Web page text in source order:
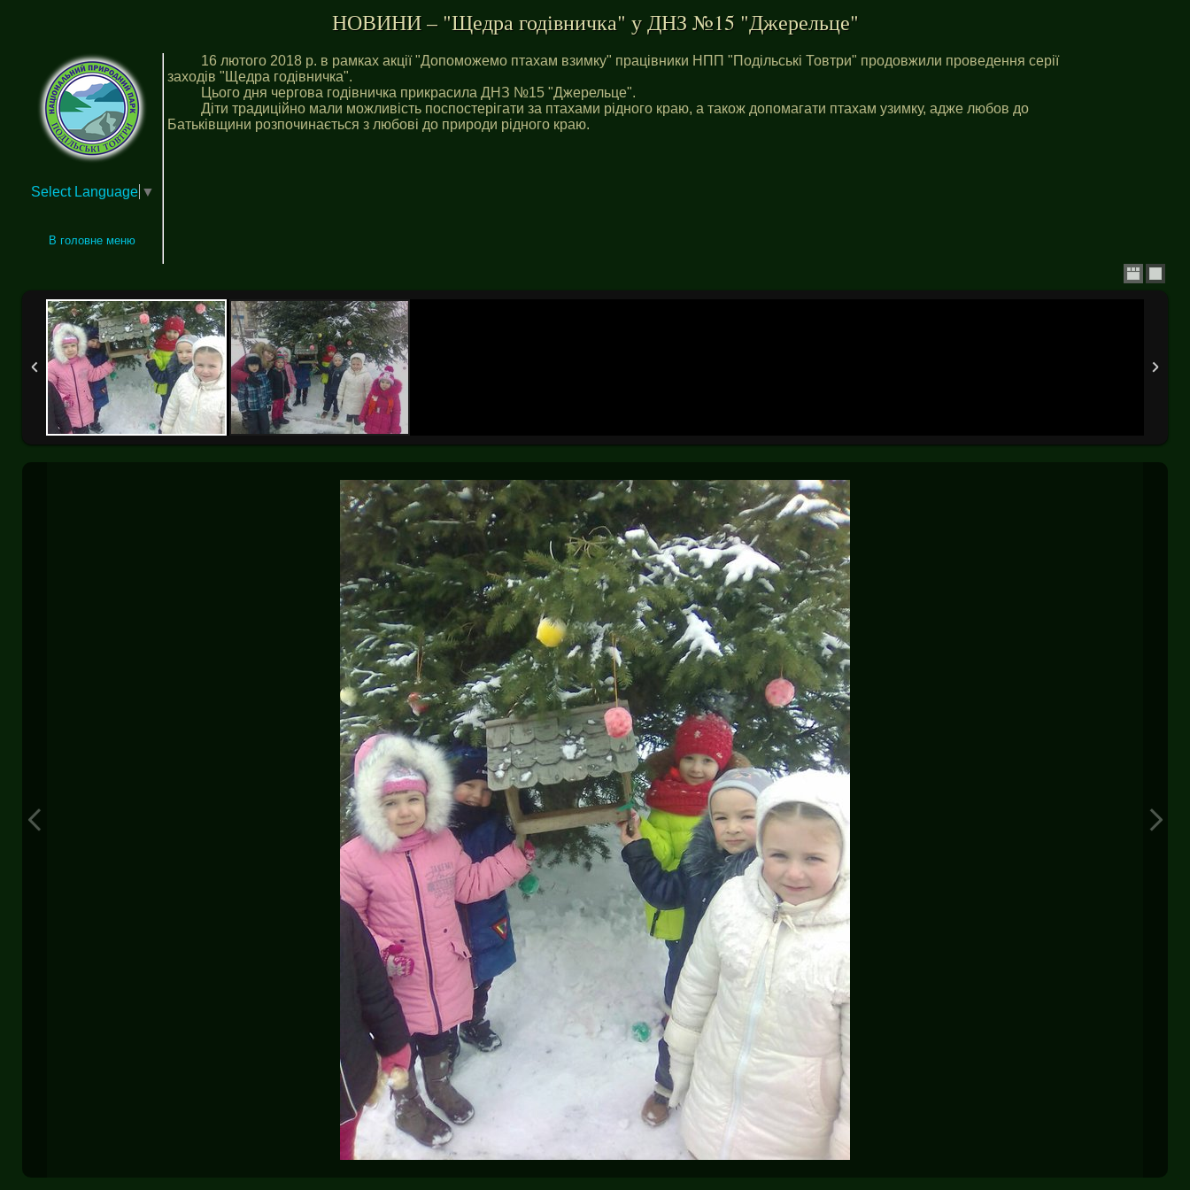
НОВИНИ – "Щедра годівничка" у ДНЗ №15 "Джерельце"
Select Language ▼
В головне меню
16 лютого 2018 р. в рамках акції "Допоможемо птахам взимку" працівники НПП "Подільські Товтри" продовжили проведення серії
заходів "Щедра годівничка".
Цього дня чергова годівничка прикрасила ДНЗ №15 "Джерельце".
Діти традиційно мали можливість поспостерігати за птахами рідного краю, а також допомагати птахам узимку, адже любов до
Батьківщини розпочинається з любові до природи рідного краю.